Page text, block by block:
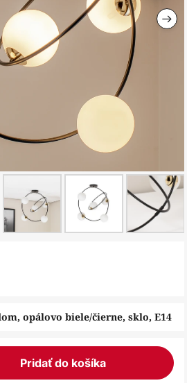
opálovo biele/čierne, sklo, E14
Pridať do košíka